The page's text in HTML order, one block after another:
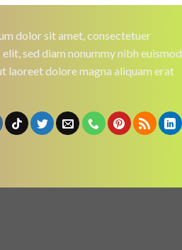
dolor sit amet, consectetuer
sed diam nonummy nibh euismod
laoreet dolore magna aliquam erat